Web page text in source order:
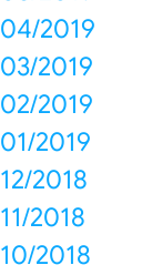
04/2019
03/2019
02/2019
01/2019
12/2018
11/2018
10/2018